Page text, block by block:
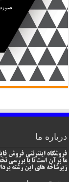
درباره ما
ما برآن است تا با بررسی
زیرشاخه های این رشته